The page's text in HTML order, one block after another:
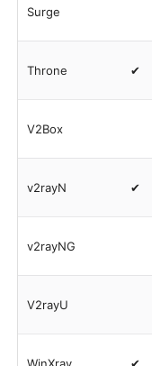
Surge
Throne ✔
V2Box
v2rayN ✔
v2rayNG
V2rayU